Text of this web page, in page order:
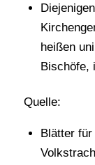
heißen
Bischöfe,
Quelle:
Blätter